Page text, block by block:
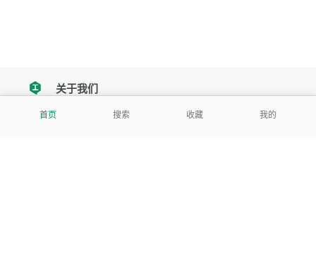
首页 搜索 收藏 我的
tencent关于我们
我们努力把每一个工具做成批量处理的产品